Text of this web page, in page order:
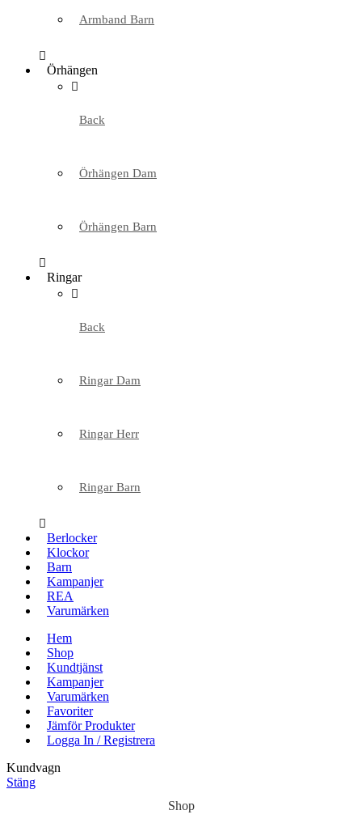
Armband Barn
Örhängen
Back
Örhängen Dam
Örhängen Barn
Ringar
Back
Ringar Dam
Ringar Herr
Ringar Barn
Berlocker
Klockor
Barn
Kampanjer
REA
Varumärken
Hem
Shop
Kundtjänst
Kampanjer
Varumärken
Favoriter
Jämför Produkter
Logga In / Registrera
Kundvagn
Stäng
Shop